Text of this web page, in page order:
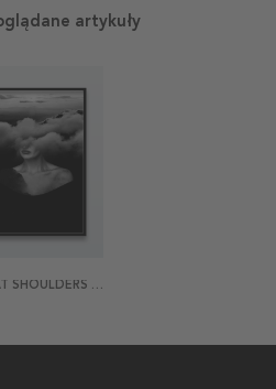
artykuły
PLAKAT SHOULDERS EXPOSURE